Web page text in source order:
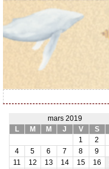
mars 2019
L
M M J V S
1
2
4
5 6 7 8 9
11
12 13 14 15 16